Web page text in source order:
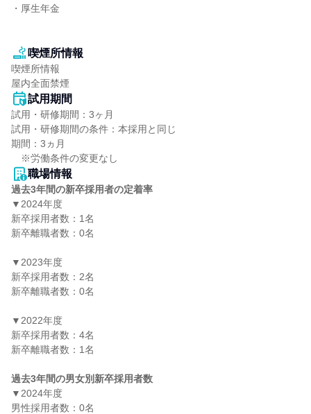
・厚生年金
喫煙所情報
喫煙所情報
屋内全面禁煙
試用期間
試用・研修期間：3ヶ月
試用・研修期間の条件：本採用と同じ
期間：3ヵ月
職場情報
過去3年間の新卒採用者の定着率
▼2024年度
新卒採用者数：1名
新卒離職者数：0名
▼2023年度
新卒採用者数：2名
新卒離職者数：0名
▼2022年度
新卒採用者数：4名
新卒離職者数：1名
過去3年間の男女別新卒採用者数
▼2024年度
男性採用者数：0名